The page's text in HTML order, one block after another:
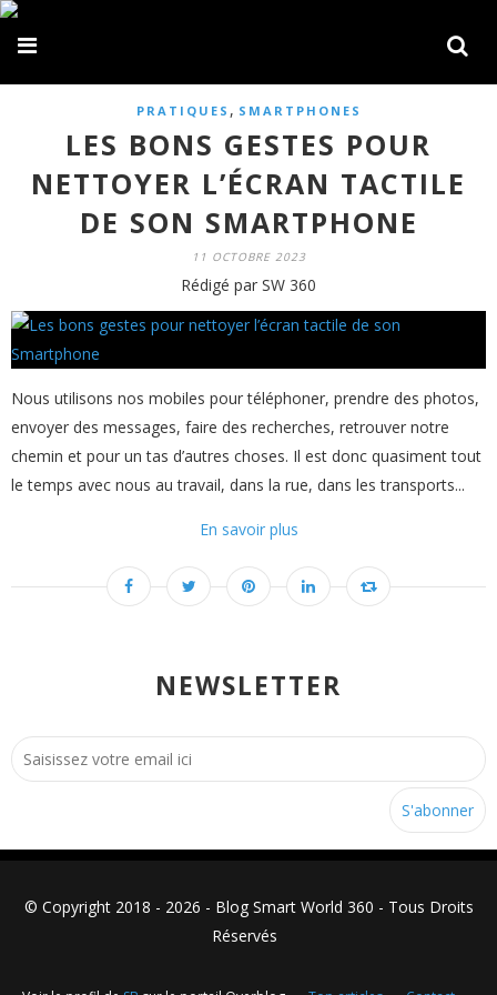
PRATIQUES , SMARTPHONES
LES BONS GESTES POUR
NETTOYER L’ÉCRAN TACTILE
DE SON SMARTPHONE
11 OCTOBRE 2023
Rédigé par SW 360
Nous utilisons nos mobiles pour téléphoner, prendre des photos,
envoyer des messages, faire des recherches, retrouver notre
chemin et pour un tas d’autres choses. Il est donc quasiment tout
le temps avec nous au travail, dans la rue, dans les transports...
En savoir plus
NEWSLETTER
© Copyright 2018 - 2026 - Blog Smart World 360 - Tous Droits
Réservés